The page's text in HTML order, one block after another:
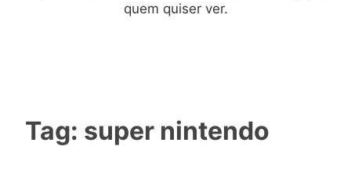
quem quiser ver.
Tag: super nintendo